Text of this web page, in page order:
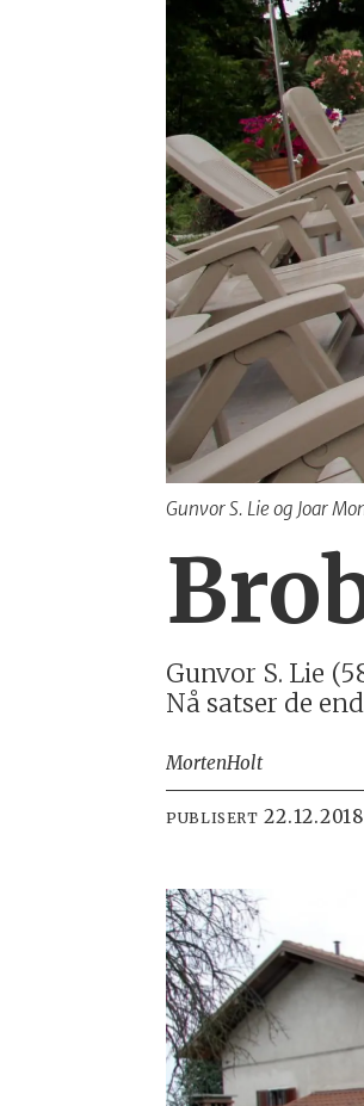
Gunvor S. Lie og Joar
Gunvor S. Lie
Nå satser de
MortenHolt
PUBLISERT